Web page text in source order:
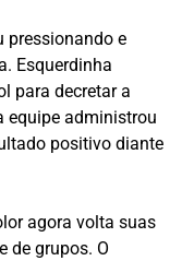
pressionando e
Esquerdinha
para decretar a
equipe administrou
positivo diante
agora volta suas
de grupos. O